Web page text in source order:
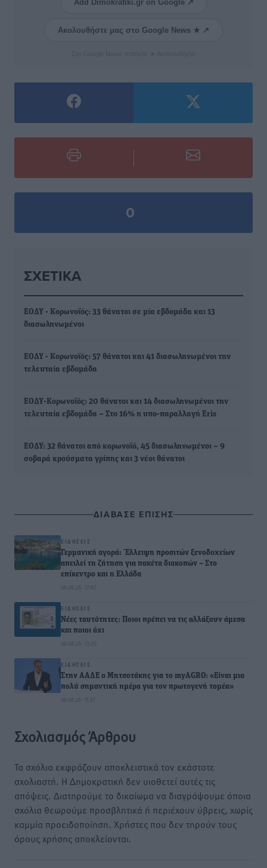
Add Dimokratiki.gr on Google ↗
Ακολουθήστε μας στο Google News ★ ↗
0
ΣΧΕΤΙΚΆ
ΕΟΔΥ - Κορωνοϊός: 33 θάνατοι σε μία εβδομάδα και 13
διασωληνωμένοι
ΕΟΔΥ - Κορωνοϊός: 57 θάνατοι και 41 διασωληνωμένοι την
τελευταία εβδομάδα
ΕΟΔΥ-Κορωνοϊός: 20 θάνατοι και 14 διασωληνωμένοι την
τελευταία εβδομάδα – Στο 16% η υπο-παραλλαγή Eris
ΕΟΔΥ: 32 θάνατοι από κορωνοϊό, 45 διασωληνωμένοι – 9
σοβαρά κρούσματα γρίπης και 3 νέοι θάνατοι
ΔΙΑΒΑΣΕ ΕΠΙΣΗΣ
ΕΙΔΉΣΕΙΣ
Γερμανική αγορά: Έλλειψη προσιτών ξενοδοχείων
απειλεί τη ζήτηση για πακέτα διακοπών – Στο
επίκεντρο και η Ελλάδα
06.08.26 · 17:42
ΕΙΔΉΣΕΙΣ
Νέες ταυτότητες: Ποιοι πρέπει να τις αλλάξουν άμεσα
και ποιοι όχι
06.08.26 · 13:25
ΕΙΔΉΣΕΙΣ
Στην ΑΑΔΕ ο Μητσοτάκης για το myAGRO: «Είναι μια
πολύ σημαντική ημέρα για τον πρωτογενή τομέα»
06.08.26 · 11:37
Σχολιασμός Άρθρου
Τα σχόλια εκφράζουν αποκλειστικά τον εκάστοτε
σχολιαστή. Η Δημοκρατική δεν υιοθετεί αυτές τις
απόψεις. Διατηρούμε το δικαίωμα να διαγράψουμε όποια
σχόλια θεωρούμε προσβλητικά ή περιέχουν ύβρεις, χωρίς
καμμία προειδοποίηση. Χρήστες που δεν τηρούν τους
όρους χρήσης αποκλείονται.